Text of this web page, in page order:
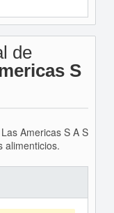
de
S
Americas S A S
alimenticios.